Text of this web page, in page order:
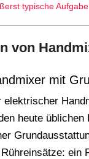
typische
von
mit
elektrischer
heute üblichen
ein